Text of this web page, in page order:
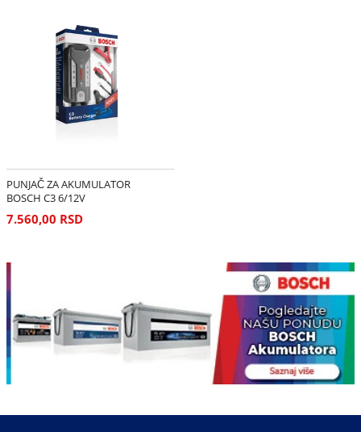
PUNJAČ ZA AKUMULATOR
BOSCH C3 6/12V
7.560,00 RSD